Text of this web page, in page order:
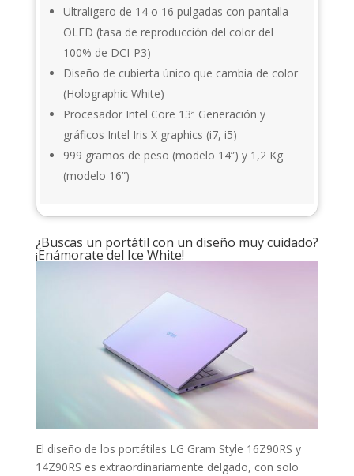
Ultraligero de 14 o 16 pulgadas con pantalla
OLED (tasa de reproducción del color del
100% de DCI-P3)
Diseño de cubierta único que cambia de color
(Holographic White)
Procesador Intel Core 13ª Generación y
gráficos Intel Iris X graphics (i7, i5)
999 gramos de peso (modelo 14”) y 1,2 Kg
(modelo 16”)
¿Buscas un portátil con un diseño muy cuidado?
¡Enámorate del Ice White!
El diseño de los portátiles LG Gram Style 16Z90RS y
14Z90RS es extraordinariamente delgado, con solo